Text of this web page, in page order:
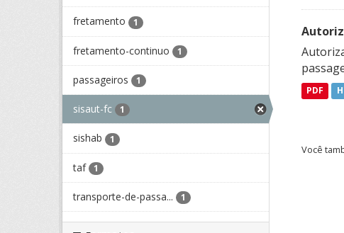
fretamento 1
fretamento-continuo 1
passageiros 1
sisaut-fc 1
sishab 1
taf 1
transporte-de-passa... 1
PDF
Você